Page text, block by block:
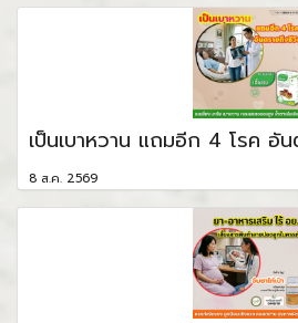
เป็นเบาหวาน แถมอีก 4 โรค อั
8 ส.ค. 2569